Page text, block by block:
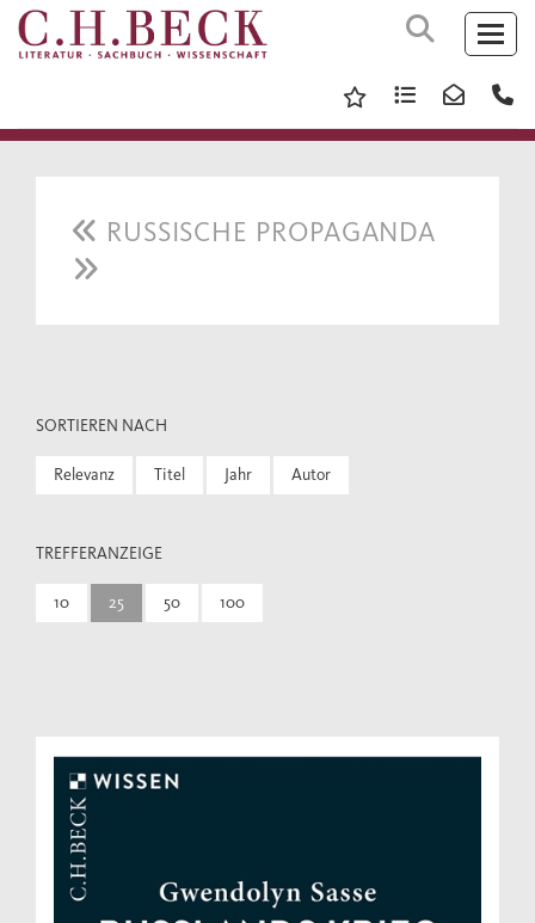
RUSSISCHE PROPAGANDA
SORTIEREN NACH
Relevanz Titel Jahr Autor
TREFFERANZEIGE
10 25 50 100